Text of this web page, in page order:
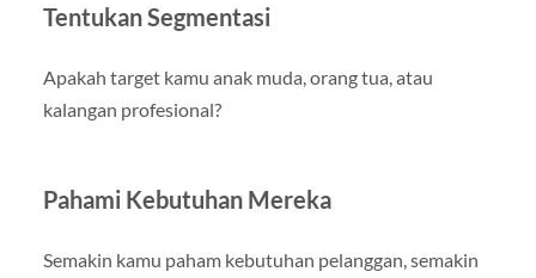
Tentukan Segmentasi
Apakah target kamu anak muda, orang tua, atau
kalangan profesional?
Pahami Kebutuhan Mereka
Semakin kamu paham kebutuhan pelanggan, semakin